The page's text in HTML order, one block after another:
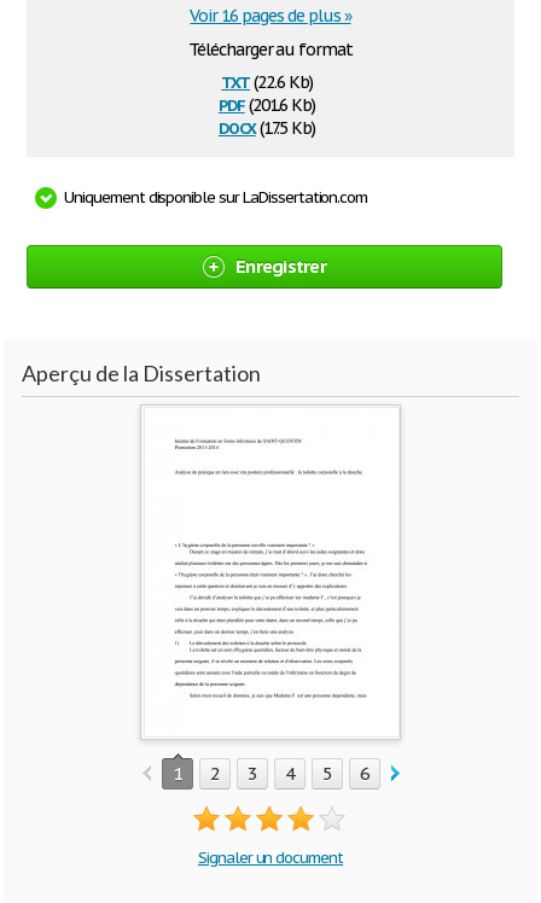
Télécharger au format
txt(22.6 Kb)
pdf(201.6 Kb)
docx(17.5 Kb)
Voir 16 pages de plus »
Uniquement disponible sur LaDissertation.com
Enregistrer
Aperçu de la Dissertation
1 2 3 4 5 6 7
Signaler un document